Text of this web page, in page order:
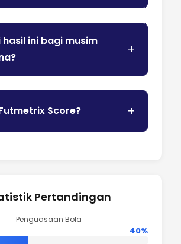
ini bagi musim
Score?
Pertandingan
Penguasaan Bola
40%